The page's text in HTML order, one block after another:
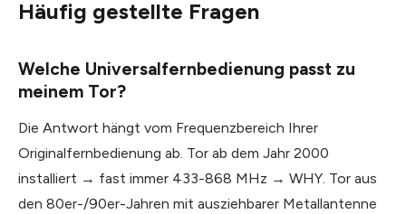
Häufig gestellte Fragen
Welche Universalfernbedienung passt zu
meinem Tor?
Die Antwort hängt vom Frequenzbereich Ihrer
Originalfernbedienung ab. Tor ab dem Jahr 2000
installiert → fast immer 433-868 MHz → WHY. Tor aus
den 80er-/90er-Jahren mit ausziehbarer Metallantenne